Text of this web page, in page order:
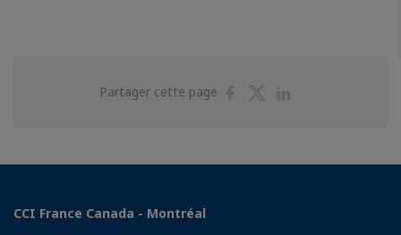
Partager cette page
PartagerPartager
CCI France Canada - Montréal